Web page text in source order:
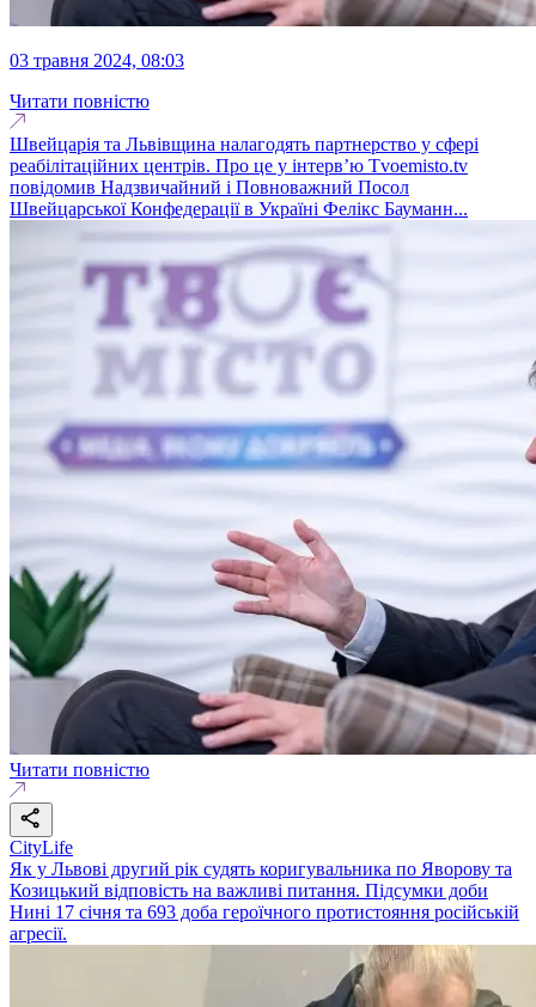
03 травня 2024, 08:03
Читати повністю
Швейцарія та Львівщина налагодять партнерство у сфері
реабілітаційних центрів. Про це у інтерв’ю Tvoemisto.tv
повідомив Надзвичайний і Повноважний Посол
Швейцарської Конфедерації в Україні Фелікс Бауманн...
Читати повністю
CityLife
Як у Львові другий рік судять коригувальника по Яворову та
Козицький відповість на важливі питання. Підсумки доби
Нині 17 січня та 693 доба героїчного протистояння російській
агресії.